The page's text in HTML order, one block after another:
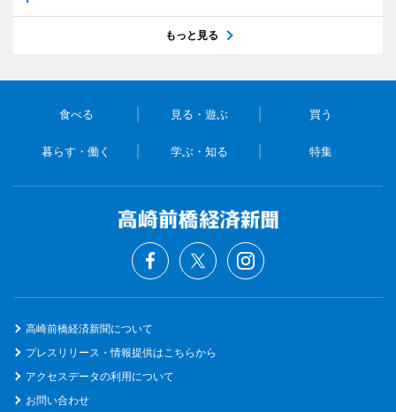
もっと見る
食べる 見る・遊ぶ 買う
暮らす・働く 学ぶ・知る 特集
高崎前橋経済新聞について
プレスリリース・情報提供はこちらから
アクセスデータの利用について
お問い合わせ